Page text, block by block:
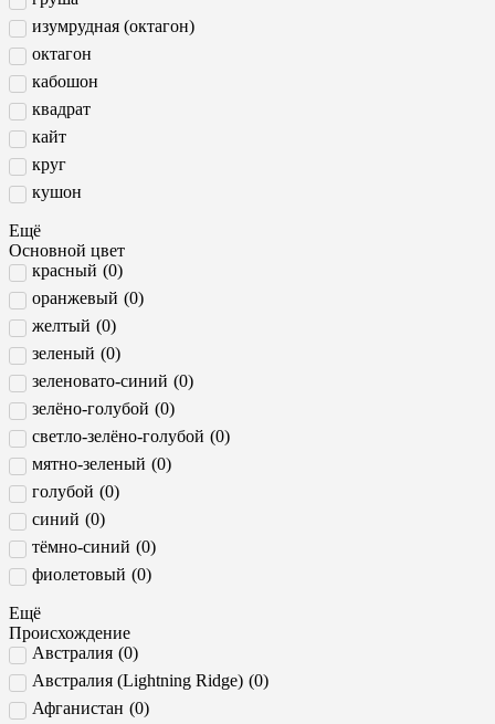
изумрудная (октагон)
октагон
кабошон
квадрат
кайт
круг
кушон
овал
овал кабошон
принцесса
радиант
сахарная голова
сердце
трапеция
треугольник
триллион
фантазийная
Ещё
Основной цвет
красный (0)
оранжевый (0)
желтый (0)
зеленый (0)
зеленовато-синий (0)
зелёно-голубой (0)
светло-зелёно-голубой (0)
мятно-зеленый (0)
голубой (0)
синий (0)
тёмно-синий (0)
фиолетовый (0)
фиолетово-синий
фиолетово-розовый
светло-фиолетово-голубой ( 0)
пурпурный (0)
Ещё
Происхождение
Австралия (0)
Австралия (Lightning Ridge) (0)
Афганистан (0)